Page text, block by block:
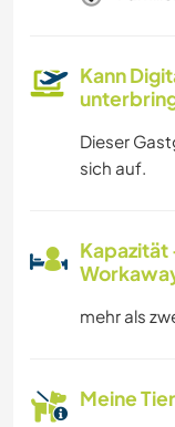
Kann
Dieser
sich auf.
Kapazität
mehr als
Meine